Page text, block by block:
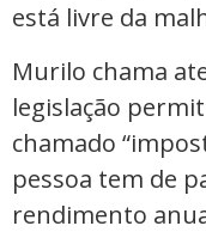
está livre da
Murilo chama
legislação
chamado
pessoa tem de
rendimento